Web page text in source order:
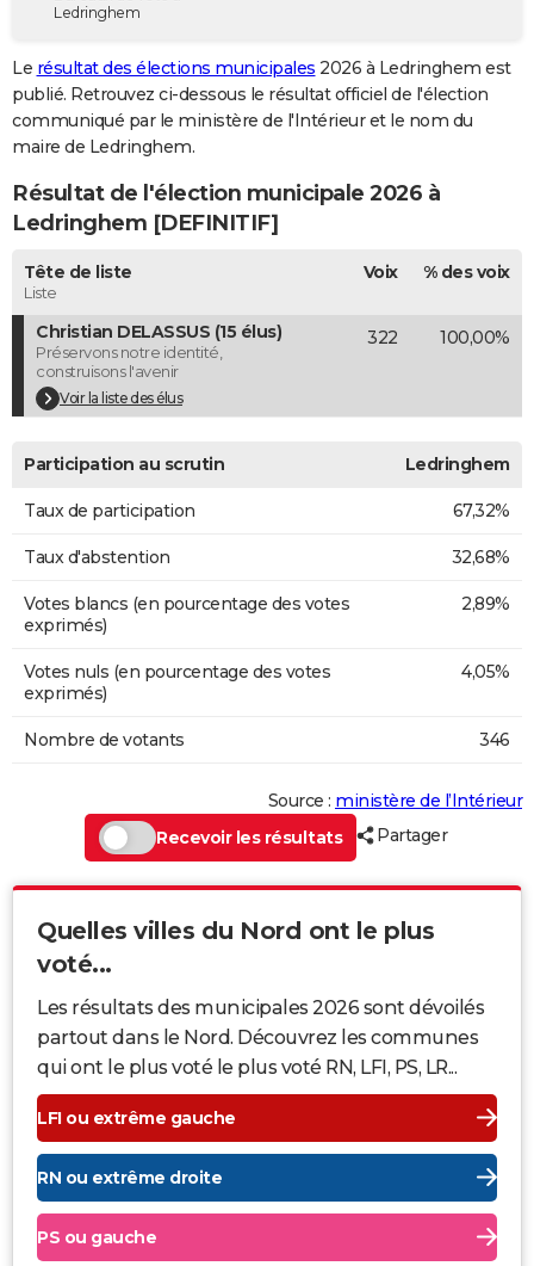
Destinations
City break
Voyage nature
Voyage de noces
Forum
GUIDES D'ACHAT
BONS PLANS
Carte de Noël
Carte Bonne année
Carte Saint-Valentin
Carte Pâques
Carte d'anniversaire
DICTIONNAIRE
Dictionnaire
Biographies
Citations
Expressions
Proverbes
PROGRAMME TV
COPAINS D'AVANT
S'inscrire
Se connecter
Lycées
Collèges
Primaires
Universités
Entreprises
Service militaire
Avis de recherche
AVIS DE DÉCÈS
FORUM
Bricolage
Lifestyle
Culture
Sport
Auto
Television
Voyage
Cinema
Ledringhem
Le résultat des élections municipales 2026 à Ledringhem est
publié. Retrouvez ci-dessous le résultat officiel de l'élection
communiqué par le ministère de l'Intérieur et le nom du
maire de Ledringhem.
Résultat de l'élection municipale 2026 à
Ledringhem [DEFINITIF]
Tête de liste
Liste
Voix % des voix
Christian DELASSUS (15 élus)
Préservons notre identité,
construisons l'avenir
Voir la liste des élus
322 100,00%
Participation au scrutin Ledringhem
Taux de participation 67,32%
Taux d'abstention 32,68%
Votes blancs (en pourcentage des votes
exprimés)
2,89%
Votes nuls (en pourcentage des votes
exprimés)
4,05%
Nombre de votants 346
Source : ministère de l’Intérieur
Recevoir les résultats
Partager
Quelles villes du Nord ont le plus
voté...
Les résultats des municipales 2026 sont dévoilés
partout dans le Nord. Découvrez les communes
qui ont le plus voté le plus voté RN, LFI, PS, LR...
LFI ou extrême gauche
RN ou extrême droite
PS ou gauche